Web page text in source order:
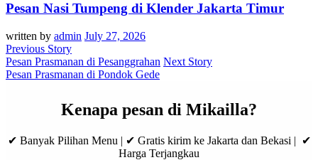
Pesan Nasi Tumpeng di Klender Jakarta Timur
written by admin July 27, 2026
Previous Story
Pesan Prasmanan di Pesanggrahan Next Story
Pesan Prasmanan di Pondok Gede
Kenapa pesan di Mikailla?
✔ Banyak Pilihan Menu | ✔ Gratis kirim ke Jakarta dan Bekasi | ✔
Harga Terjangkau